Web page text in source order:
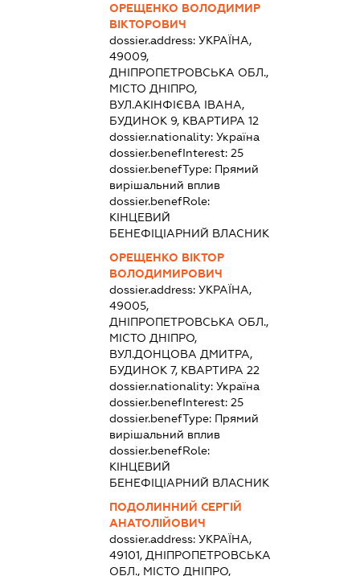
ОРЕЩЕНКО ВОЛОДИМИР
ВІКТОРОВИЧ
dossier.address:УКРАЇНА,
49009,
ДНІПРОПЕТРОВСЬКА ОБЛ.,
МІСТО ДНІПРО,
ВУЛ.АКІНФІЄВА ІВАНА,
БУДИНОК 9, КВАРТИРА 12
dossier.nationality:Україна
dossier.benefInterest:25
dossier.benefType: Прямий
вирішальний вплив
dossier.benefRole:
КІНЦЕВИЙ
БЕНЕФІЦІАРНИЙ ВЛАСНИК
ОРЕЩЕНКО ВІКТОР
ВОЛОДИМИРОВИЧ
dossier.address:УКРАЇНА,
49005,
ДНІПРОПЕТРОВСЬКА ОБЛ.,
МІСТО ДНІПРО,
ВУЛ.ДОНЦОВА ДМИТРА,
БУДИНОК 7, КВАРТИРА 22
dossier.nationality:Україна
dossier.benefInterest:25
dossier.benefType: Прямий
вирішальний вплив
dossier.benefRole:
КІНЦЕВИЙ
БЕНЕФІЦІАРНИЙ ВЛАСНИК
ПОДОЛИННИЙ СЕРГІЙ
АНАТОЛІЙОВИЧ
dossier.address:УКРАЇНА,
49101, ДНІПРОПЕТРОВСЬКА
ОБЛ., МІСТО ДНІПРО,